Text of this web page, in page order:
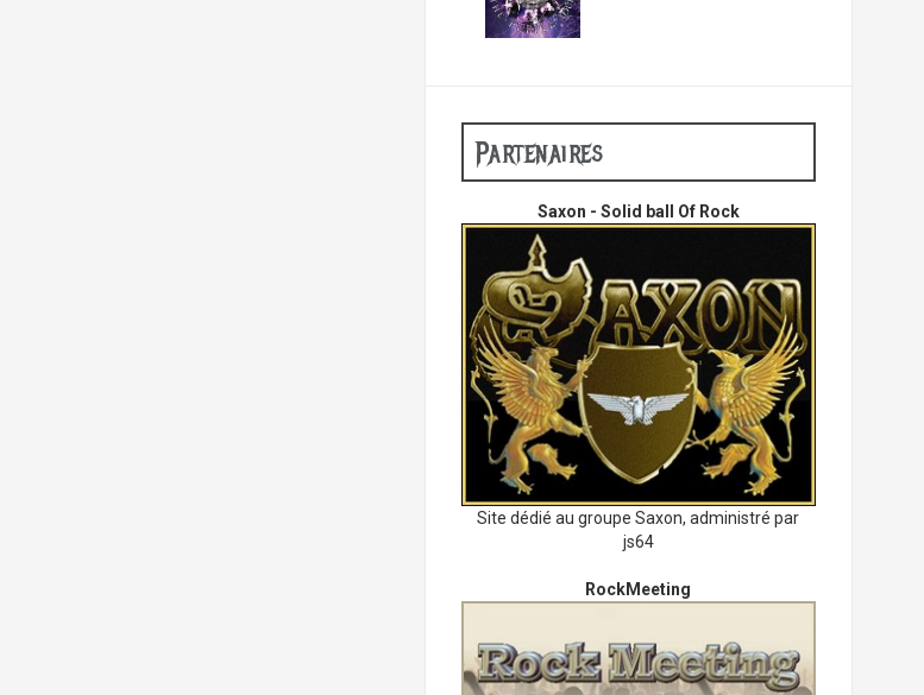
Partenaires
Saxon - Solid ball Of Rock
Site dédié au groupe Saxon, administré par
js64
RockMeeting